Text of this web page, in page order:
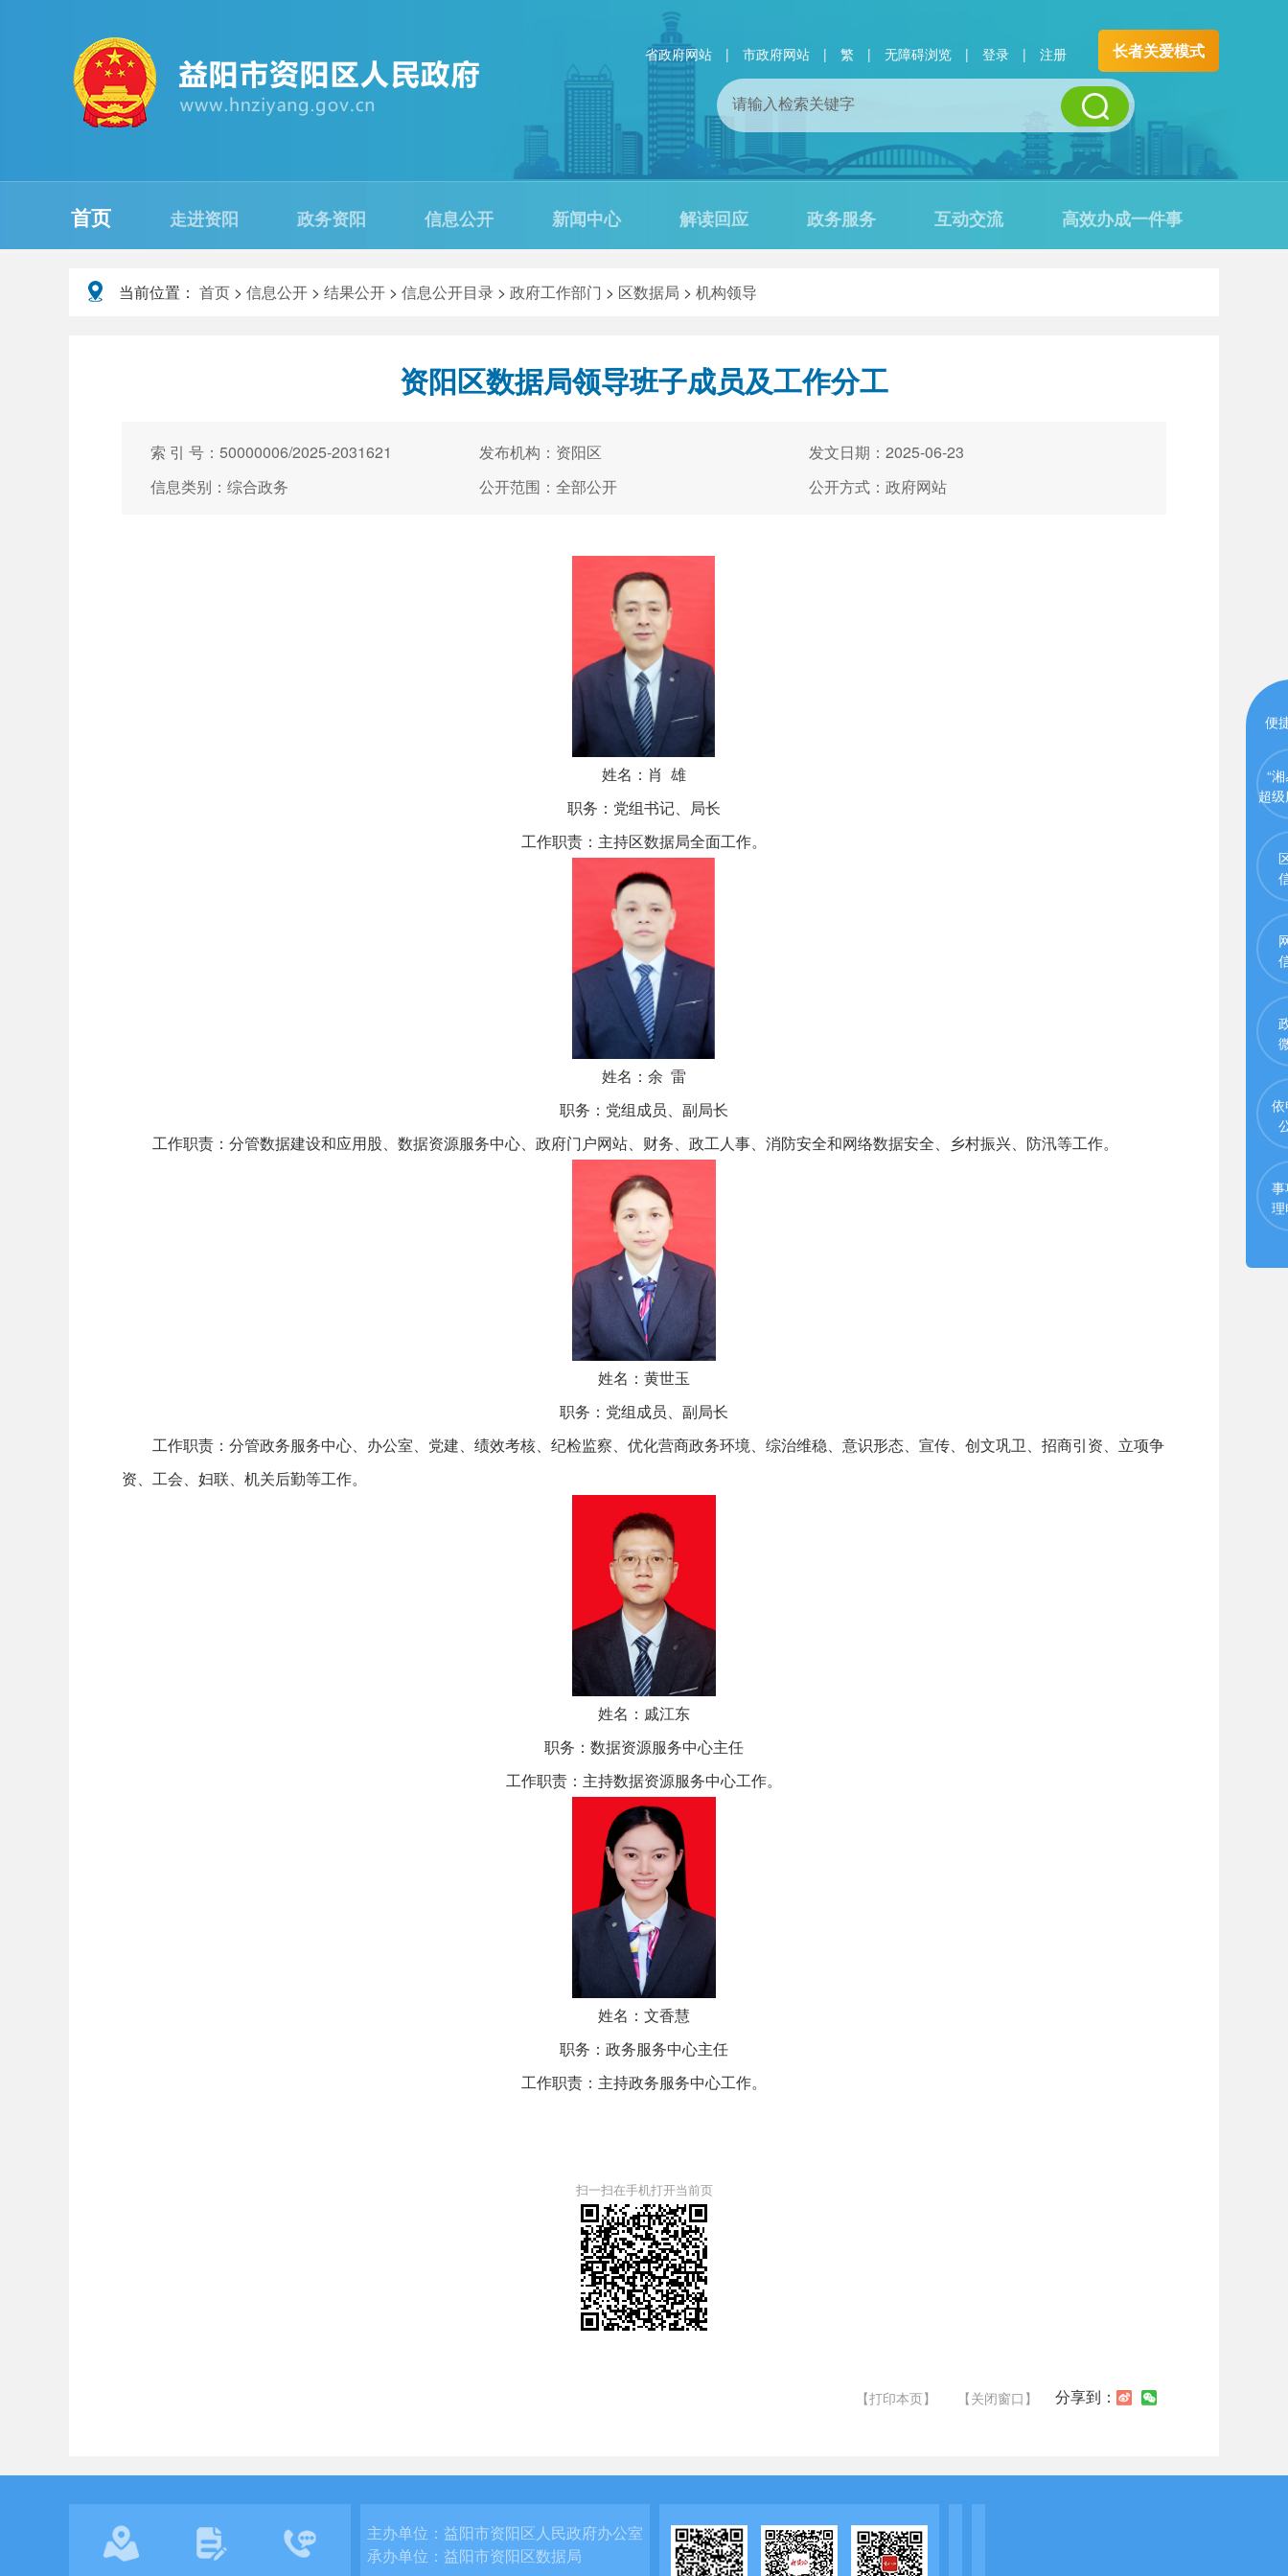
省政府网站 | 市政府网站 | 繁 | 无障碍浏览 | 登录 | 注册 长者关爱模式
首页 走进资阳 政务资阳 信息公开 新闻中心 解读回应 政务服务 互动交流 高效办成一件事
当前位置： 首页 > 信息公开 > 结果公开 > 信息公开目录 > 政府工作部门 > 区数据局 > 机构领导
资阳区数据局领导班子成员及工作分工
索 引 号：50000006/2025-2031621 发布机构：资阳区
发文日期：2025-06-23
信息类别：综合政务
公开范围：全部公开 公开方式：政府网站
姓名：肖 雄
职务：党组书记、局长
工作职责：主持区数据局全面工作。
姓名：余 雷
职务：党组成员、副局长
工作职责：分管数据建设和应用股、数据资源服务中心、政府门户网站、财务、政工人事、消防安全和网络数据安全、乡村振兴、防汛等工作。
姓名：黄世玉
职务：党组成员、副局长
工作职责：分管政务服务中心、办公室、党建、绩效考核、纪检监察、优化营商政务环境、综治维稳、意识形态、宣传、创文巩卫、招商引资、立项争
资、工会、妇联、机关后勤等工作。
姓名：戚江东
职务：数据资源服务中心主任
工作职责：主持数据资源服务中心工作。
姓名：文香慧
职务：政务服务中心主任
工作职责：主持政务服务中心工作。
扫一扫在手机打开当前页
【打印本页】 【关闭窗口】 分享到：
便
“
超
主办单位：益阳市资阳区人民政府办公室
承办单位：益阳市资阳区数据局